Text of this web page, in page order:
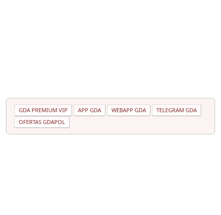
GDA PREMIUM VIP APP GDA WEBAPP GDA
TELEGRAM GDA
OFERTAS GDAPOL